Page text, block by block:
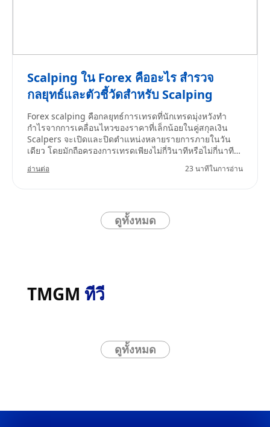
Scalping ใน Forex คืออะไร สำรวจ
กลยุทธ์และตัวชี้วัดสำหรับ Scalping
Forex scalping คือกลยุทธ์การเทรดที่นักเทรดมุ่งหวังทำ
กำไรจากการเคลื่อนไหวของราคาที่เล็กน้อยในคู่สกุลเงิน
Scalpers จะเปิดและปิดตำแหน่งหลายรายการภายในวัน
เดียว โดยมักถือครองการเทรดเพียงไม่กี่วินาทีหรือไม่กี่นาที
เป้าหมายคือการเก็บกำไรเล็กๆ น้อยๆ ที่สะสมเป็นกำไร
จำนวนมากในระยะยาว
อ่านต่อ 23 นาทีในการอ่าน
ดูทั้งหมด
TMGM ทีวี
ดูทั้งหมด